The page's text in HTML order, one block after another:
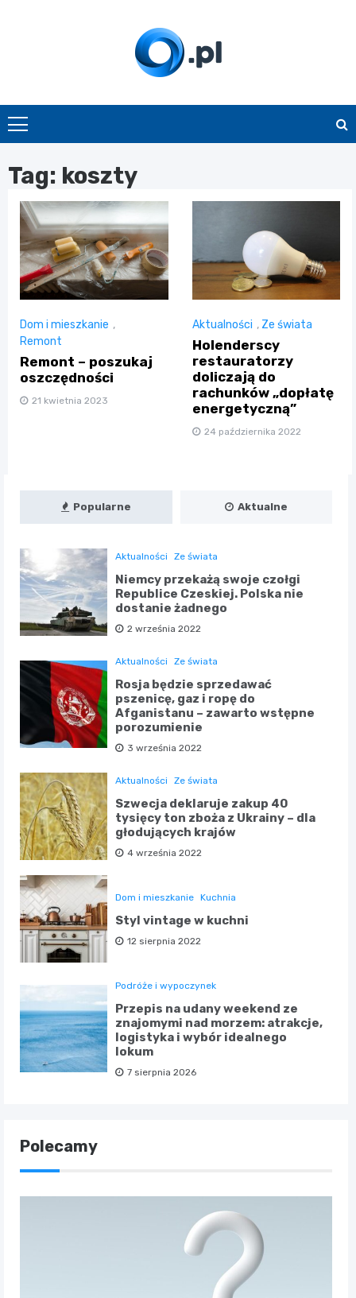
O.pl
Tag: koszty
Dom i mieszkanie ,
Remont
Remont – poszukaj
oszczędności
21 kwietnia 2023
Aktualności , Ze świata
Holenderscy
restauratorzy
doliczają do
rachunków „dopłatę
energetyczną”
24 października 2022
Popularne Aktualne
Aktualności Ze świata
Niemcy przekażą swoje czołgi
Republice Czeskiej. Polska nie
dostanie żadnego
2 września 2022
Aktualności Ze świata
Rosja będzie sprzedawać
pszenicę, gaz i ropę do
Afganistanu – zawarto wstępne
porozumienie
3 września 2022
Aktualności Ze świata
Szwecja deklaruje zakup 40
tysięcy ton zboża z Ukrainy – dla
głodujących krajów
4 września 2022
Dom i mieszkanie Kuchnia
Styl vintage w kuchni
12 sierpnia 2022
Podróże i wypoczynek
Przepis na udany weekend ze
znajomymi nad morzem: atrakcje,
logistyka i wybór idealnego
lokum
7 sierpnia 2026
Polecamy